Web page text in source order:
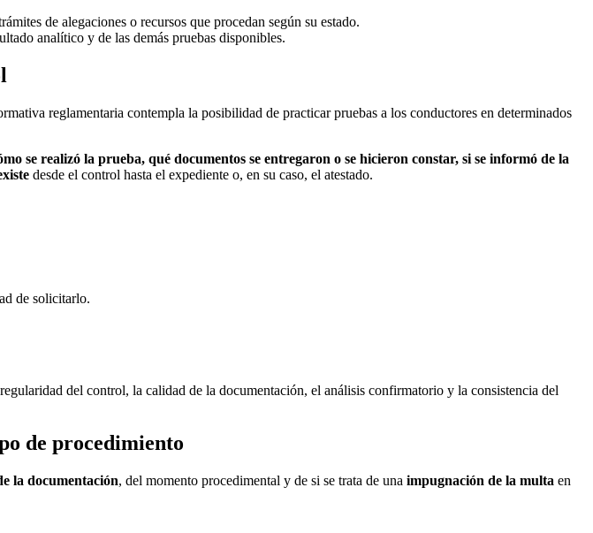
de alegaciones o recursos que procedan según su estado.
analítico y de las demás pruebas disponibles.
reglamentaria contempla la posibilidad de practicar pruebas a los conductores en determinados
se realizó la prueba, qué documentos se entregaron o se hicieron constar, si se informó de la
desde el control hasta el expediente o, en su caso, el atestado.
de solicitarlo.
del control, la calidad de la documentación, el análisis confirmatorio y la consistencia del
de procedimiento
la documentación, del momento procedimental y de si se trata de una impugnación de la multa en